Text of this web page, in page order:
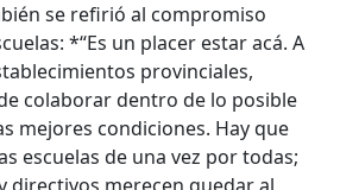
se refirió al compromiso
*“Es un placer estar acá. A
provinciales,
colaborar dentro de lo posible
mejores condiciones. Hay que
escuelas de una vez por todas;